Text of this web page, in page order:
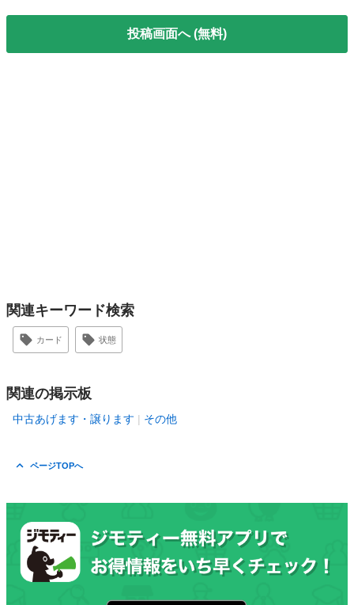
投稿画面へ (無料)
関連キーワード検索
カード 状態
関連の掲示板
中古あげます・譲ります その他
ページTOPへ